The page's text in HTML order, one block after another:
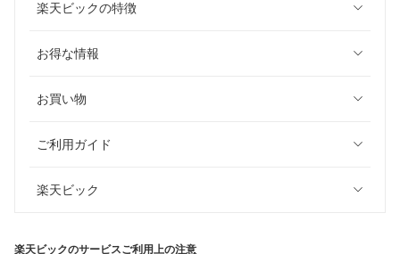
楽天ビックの特徴
お得な情報
お買い物
ご利用ガイド
楽天ビック
楽天ビックのサービスご利用上の注意